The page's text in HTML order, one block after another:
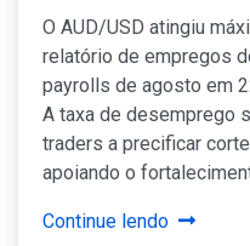
O AUD/USD atingiu
relatório de empregos
payrolls de agosto em
A taxa de desemprego
traders a precificar
apoiando o
Continue lendo